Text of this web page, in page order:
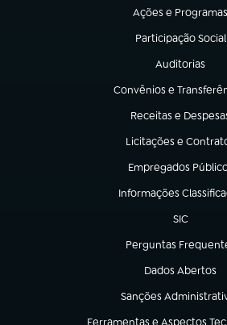
Ações e Programas
(abre em nova aba)
Participação Social
(abre em nova aba)
Auditorias
(abre em nova
Convênios e
(abre em nova aba)
Receitas e
(abre em nova aba)
Licitações e
(abre em nova aba)
Empregados
(abre em nova aba)
Informações
(abre em nova aba)
SIC
(abre em
Perguntas
(abre em nova aba)
Dados Abertos
(abre em nova
Sanções
(abre em nova aba)